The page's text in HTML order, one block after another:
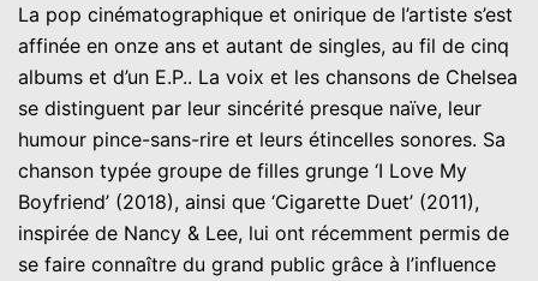
La pop cinématographique et onirique de l’artiste s’est
affinée en onze ans et autant de singles, au fil de cinq
albums et d’un E.P.. La voix et les chansons de Chelsea
se distinguent par leur sincérité presque naïve, leur
humour pince-sans-rire et leurs étincelles sonores. Sa
chanson typée groupe de filles grunge ‘I Love My
Boyfriend’ (2018), ainsi que ‘Cigarette Duet’ (2011),
inspirée de Nancy & Lee, lui ont récemment permis de
se faire connaître du grand public grâce à l’influence